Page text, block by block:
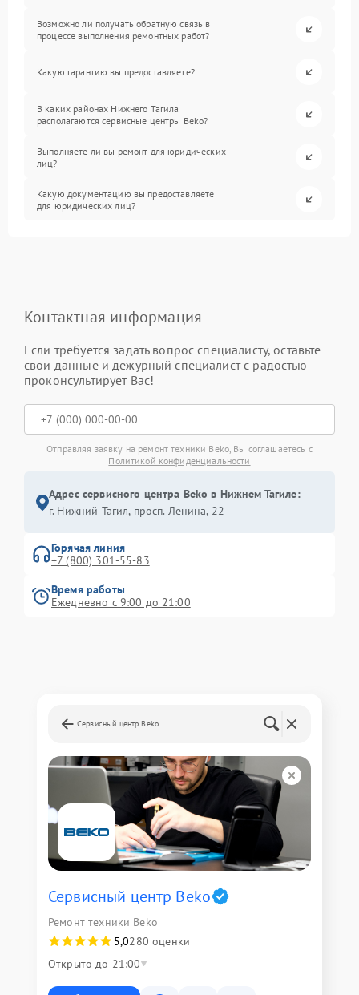
Возможно ли получать обратную связь в
процессе выполнения ремонтных работ?
Какую гарантию вы предоставляете?
В каких районах Нижнего Тагила
располагаются сервисные центры Beko?
Выполняете ли вы ремонт для юридических
лиц?
Какую документацию вы предоставляете
для юридических лиц?
Контактная информация
Если требуется задать вопрос специалисту, оставьте
свои данные и дежурный специалист с радостью
проконсультирует Вас!
Отправляя заявку на ремонт техники Beko, Вы соглашаетесь с
Политикой конфиденциальности
Адрес сервисного центра Beko в Нижнем Тагиле:
г. Нижний Тагил, просп. Ленина, 22
Горячая линия
+7 (800) 301-55-83
Время работы
Ежедневно с 9:00 до 21:00
Сервисный центр Beko
Сервисный центр Beko
Ремонт техники Beko
5,0280 оценки
Открыто до 21:00